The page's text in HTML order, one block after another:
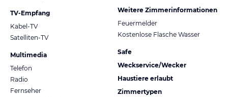
TV-Empfang
Kabel-TV
Satelliten-TV
Multimedia
Telefon
Radio
Fernseher
Weitere Zimmerinformationen
Feuermelder
Kostenlose Flasche Wasser
Safe
Weckservice/Wecker
Haustiere erlaubt
Zimmertypen